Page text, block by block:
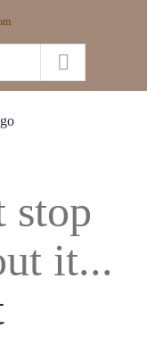
stop
it...